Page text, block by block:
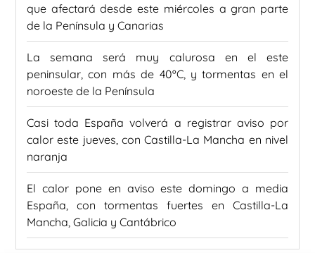
que afectará desde este miércoles a gran parte
de la Península y Canarias
La semana será muy calurosa en el este
peninsular, con más de 40ºC, y tormentas en el
noroeste de la Península
Casi toda España volverá a registrar aviso por
calor este jueves, con Castilla-La Mancha en nivel
naranja
El calor pone en aviso este domingo a media
España, con tormentas fuertes en Castilla-La
Mancha, Galicia y Cantábrico